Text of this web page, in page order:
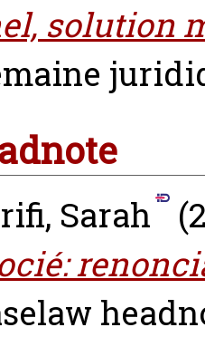
solution
Sarah